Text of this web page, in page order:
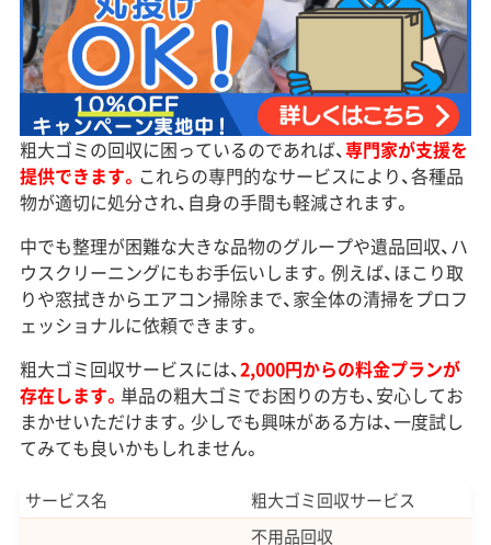
粗大ゴミの回収に困っているのであれば、専門家が支援を
提供できます。 これらの専門的なサービスにより、各種品
物が適切に処分され、自身の手間も軽減されます。
中でも整理が困難な大きな品物のグループや遺品回収、ハ
ウスクリーニングにもお手伝いします。例えば、ほこり取
りや窓拭きからエアコン掃除まで、家全体の清掃をプロフ
ェッショナルに依頼できます。
粗大ゴミ回収サービスには、2,000円からの料金プランが
存在します。 単品の粗大ゴミでお困りの方も、安心してお
まかせいただけます。少しでも興味がある方は、一度試し
てみても良いかもしれません。
サービス名
粗大ゴミ回収サービス
不用品回収